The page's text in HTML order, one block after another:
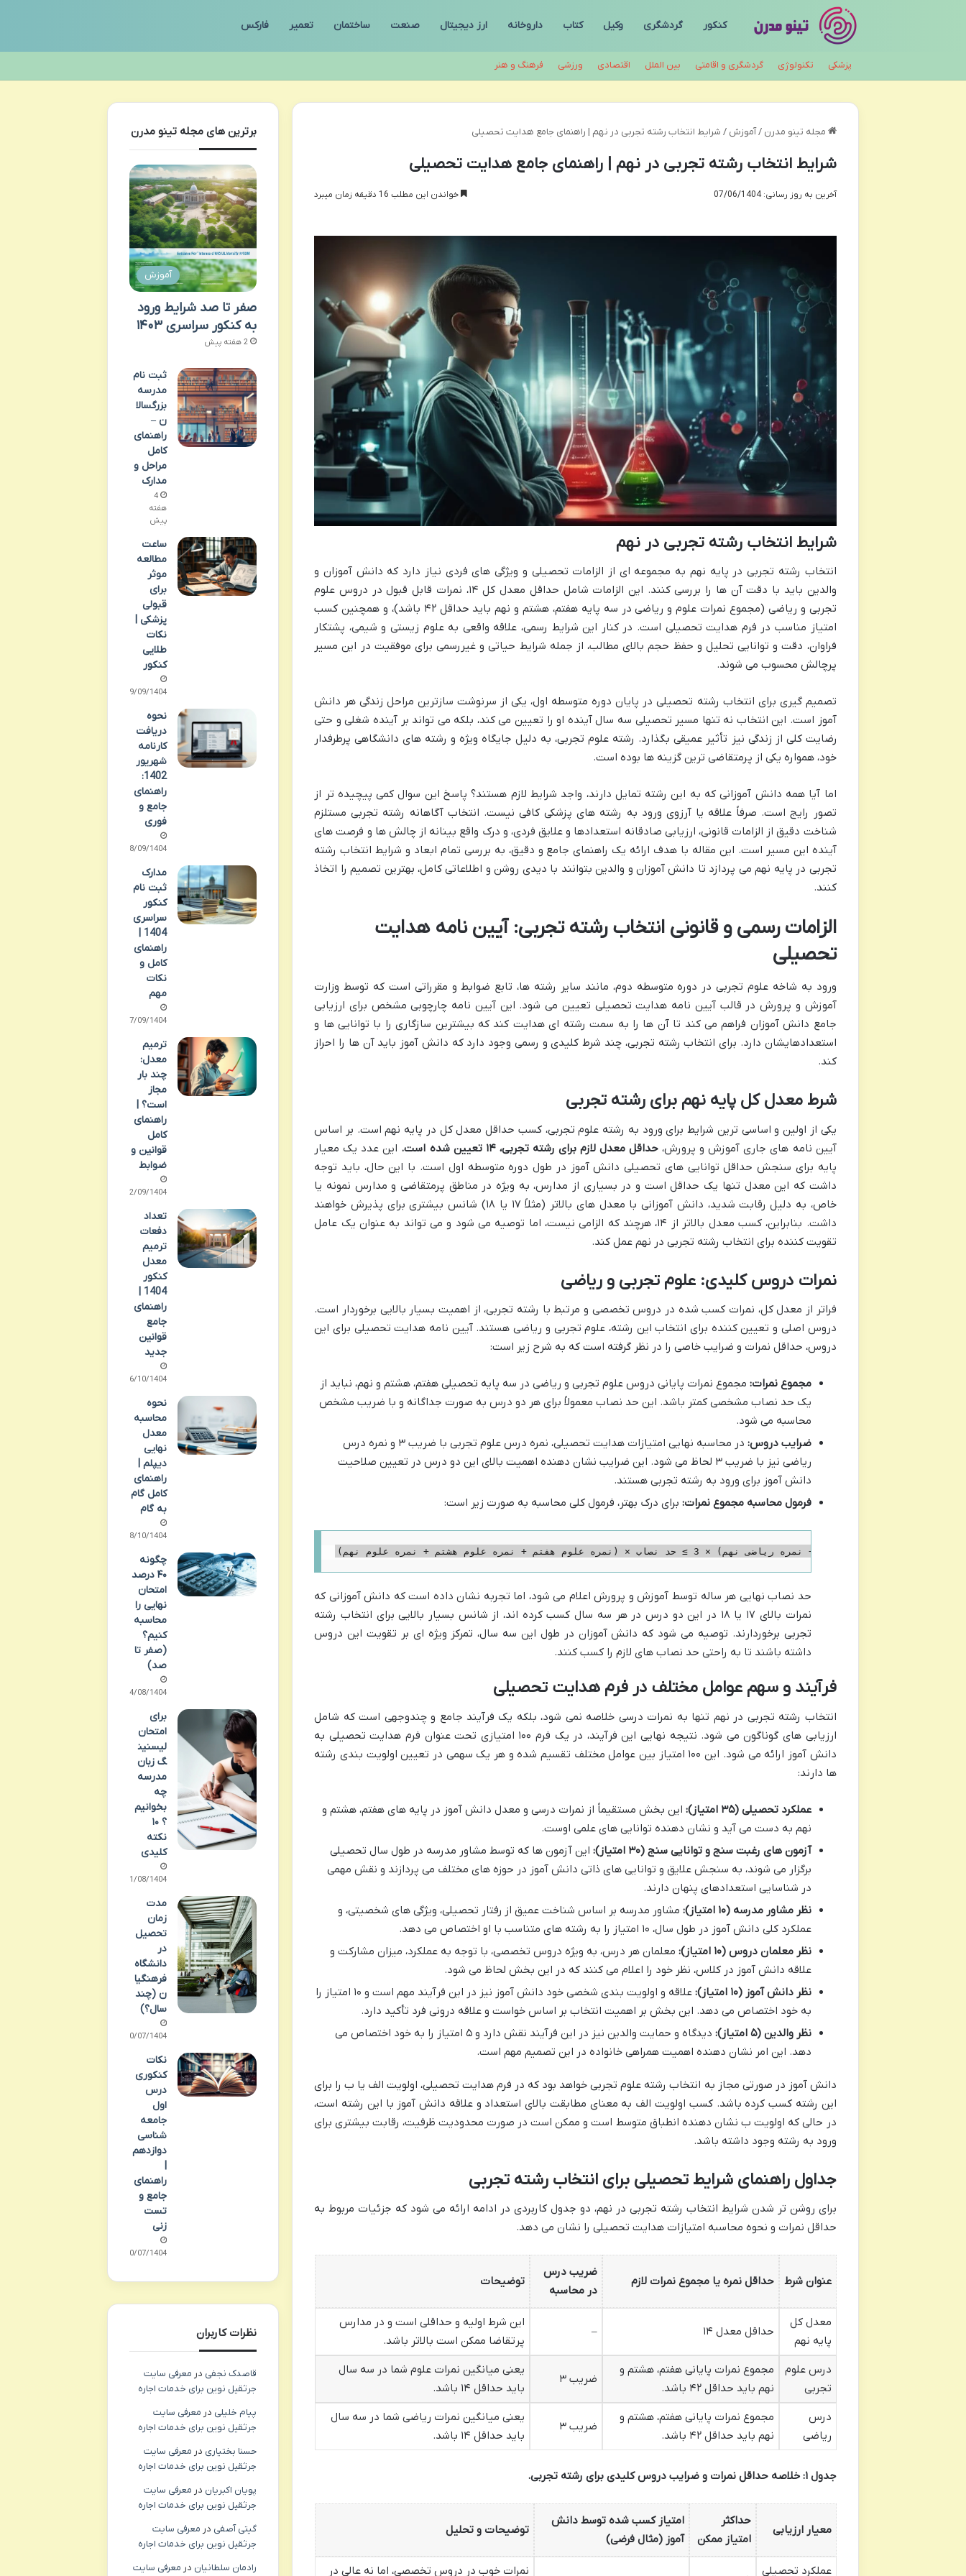
کنکور گردشگری وکیل کتاب داروخانه ارز دیجیتال صنعت ساختمان تعمیر فارکس
پزشکی تکنولوژی گردشگری و اقامتی بین الملل اقتصادی ورزشی فرهنگ و هنر
مجله تینو مدرن / آموزش / شرایط انتخاب رشته تجربی در نهم | راهنمای جامع هدایت تحصیلی
شرایط انتخاب رشته تجربی در نهم | راهنمای جامع هدایت تحصیلی
آخرین به روز رسانی: 07/06/1404 خواندن این مطلب 16 دقیقه زمان میبرد
شرایط انتخاب رشته تجربی در نهم
انتخاب رشته تجربی در پایه نهم به مجموعه ای از الزامات تحصیلی و ویژگی های فردی نیاز دارد که دانش آموزان و
والدین باید با دقت آن ها را بررسی کنند. این الزامات شامل حداقل معدل کل ۱۴، نمرات قابل قبول در دروس علوم
تجربی و ریاضی (مجموع نمرات علوم و ریاضی در سه پایه هفتم، هشتم و نهم باید حداقل ۴۲ باشد)، و همچنین کسب
امتیاز مناسب در فرم هدایت تحصیلی است. در کنار این شرایط رسمی، علاقه واقعی به علوم زیستی و شیمی، پشتکار
فراوان، دقت و توانایی تحلیل و حفظ حجم بالای مطالب، از جمله شرایط حیاتی و غیررسمی برای موفقیت در این مسیر
پرچالش محسوب می شوند.
تصمیم گیری برای انتخاب رشته تحصیلی در پایان دوره متوسطه اول، یکی از سرنوشت سازترین مراحل زندگی هر دانش
آموز است. این انتخاب نه تنها مسیر تحصیلی سه سال آینده او را تعیین می کند، بلکه می تواند بر آینده شغلی و حتی
رضایت کلی از زندگی نیز تأثیر عمیقی بگذارد. رشته علوم تجربی، به دلیل جایگاه ویژه و رشته های دانشگاهی پرطرفدار
خود، همواره یکی از پرمتقاضی ترین گزینه ها بوده است.
اما آیا همه دانش آموزانی که به این رشته تمایل دارند، واجد شرایط لازم هستند؟ پاسخ این سوال کمی پیچیده تر از
تصور رایج است. صرفاً علاقه یا آرزوی ورود به رشته های پزشکی کافی نیست. انتخاب آگاهانه رشته تجربی مستلزم
شناخت دقیق از الزامات قانونی، ارزیابی صادقانه استعدادها و علایق فردی، و درک واقع بینانه از چالش ها و فرصت های
آینده این مسیر است. این مقاله با هدف ارائه یک راهنمای جامع و دقیق، به بررسی تمام ابعاد و شرایط انتخاب رشته
تجربی در پایه نهم می پردازد تا دانش آموزان و والدین بتوانند با دیدی روشن و اطلاعاتی کامل، بهترین تصمیم را اتخاذ
کنند.
الزامات رسمی و قانونی انتخاب رشته تجربی: آیین نامه هدایت
تحصیلی
ورود به شاخه علوم تجربی در دوره متوسطه دوم، مانند سایر رشته ها، تابع ضوابط و مقرراتی است که توسط وزارت
آموزش و پرورش در قالب آیین نامه هدایت تحصیلی تعیین می شود. این آیین نامه چارچوبی مشخص برای ارزیابی
جامع دانش آموزان فراهم می کند تا آن ها را به سمت رشته ای هدایت کند که بیشترین سازگاری را با توانایی ها و
استعدادهایشان دارد. برای انتخاب رشته تجربی، چند شرط کلیدی و رسمی وجود دارد که دانش آموز باید آن ها را احراز
کند.
شرط معدل کل پایه نهم برای رشته تجربی
یکی از اولین و اساسی ترین شرایط برای ورود به رشته علوم تجربی، کسب حداقل معدل کل در پایه نهم است. بر اساس
آیین نامه های جاری آموزش و پرورش، حداقل معدل لازم برای رشته تجربی، ۱۴ تعیین شده است.
این عدد یک معیار
پایه برای سنجش حداقل توانایی های تحصیلی دانش آموز در طول دوره متوسطه اول است. با این حال، باید توجه
داشت که این معدل تنها یک حداقل است و در بسیاری از مدارس، به ویژه در مناطق پرمتقاضی و مدارس نمونه یا
خاص، به دلیل رقابت شدید، دانش آموزانی با معدل های بالاتر (مثلاً ۱۷ یا ۱۸) شانس بیشتری برای پذیرش خواهند
داشت. بنابراین، کسب معدل بالاتر از ۱۴، هرچند که الزامی نیست، اما توصیه می شود و می تواند به عنوان یک عامل
تقویت کننده برای انتخاب رشته تجربی در نهم عمل کند.
نمرات دروس کلیدی: علوم تجربی و ریاضی
فراتر از معدل کل، نمرات کسب شده در دروس تخصصی و مرتبط با رشته تجربی، از اهمیت بسیار بالایی برخوردار است.
دروس اصلی و تعیین کننده برای انتخاب این رشته، علوم تجربی و ریاضی هستند. آیین نامه هدایت تحصیلی برای این
دروس، حداقل نمرات و ضرایب خاصی را در نظر گرفته است که به شرح زیر است:
مجموع نمرات: مجموع نمرات پایانی دروس علوم تجربی و ریاضی در سه پایه تحصیلی هفتم، هشتم و نهم، نباید از
یک حد نصاب مشخصی کمتر باشد. این حد نصاب معمولاً برای هر دو درس به صورت جداگانه و با ضریب مشخص
محاسبه می شود.
ضرایب دروس:
در محاسبه نهایی امتیازات هدایت تحصیلی، نمره درس علوم تجربی با ضریب ۳ و نمره درس
ریاضی نیز با ضریب ۳ لحاظ می شود. این ضرایب نشان دهنده اهمیت بالای این دو درس در تعیین صلاحیت
دانش آموز برای ورود به رشته تجربی هستند.
فرمول محاسبه مجموع نمرات: برای درک بهتر، فرمول کلی محاسبه به صورت زیر است:
حد نصاب نهایی هر ساله توسط آموزش و پرورش اعلام می شود، اما تجربه نشان داده است که دانش آموزانی که
نمرات بالای ۱۷ یا ۱۸ در این دو درس در هر سه سال کسب کرده اند، از شانس بسیار بالایی برای انتخاب رشته
تجربی برخوردارند. توصیه می شود که دانش آموزان در طول این سه سال، تمرکز ویژه ای بر تقویت این دروس
داشته باشند تا به راحتی حد نصاب های لازم را کسب کنند.
فرآیند و سهم عوامل مختلف در فرم هدایت تحصیلی
انتخاب رشته تجربی در نهم تنها به نمرات درسی خلاصه نمی شود، بلکه یک فرآیند جامع و چندوجهی است که شامل
ارزیابی های گوناگون می شود. نتیجه نهایی این فرآیند، در یک فرم ۱۰۰ امتیازی تحت عنوان فرم هدایت تحصیلی به
دانش آموز ارائه می شود. این ۱۰۰ امتیاز بین عوامل مختلف تقسیم شده و هر یک سهمی در تعیین اولویت بندی رشته
ها دارند:
عملکرد تحصیلی (۳۵ امتیاز):
این بخش مستقیماً از نمرات درسی و معدل دانش آموز در پایه های هفتم، هشتم و
نهم به دست می آید و نشان دهنده توانایی های علمی اوست.
آزمون های رغبت سنج و توانایی سنج (۳۰ امتیاز):
این آزمون ها که توسط مشاور مدرسه در طول سال تحصیلی
برگزار می شوند، به سنجش علایق و توانایی های ذاتی دانش آموز در حوزه های مختلف می پردازند و نقش مهمی
در شناسایی استعدادهای پنهان دارند.
نظر مشاور مدرسه (۱۰ امتیاز):
مشاور مدرسه بر اساس شناخت عمیق از رفتار تحصیلی، ویژگی های شخصیتی، و
عملکرد کلی دانش آموز در طول سال، ۱۰ امتیاز را به رشته های متناسب با او اختصاص می دهد.
نظر معلمان دروس (۱۰ امتیاز):
معلمان هر درس، به ویژه دروس تخصصی، با توجه به عملکرد، میزان مشارکت و
علاقه دانش آموز در کلاس، نظر خود را اعلام می کنند که در این بخش لحاظ می شود.
نظر دانش آموز (۱۰ امتیاز):
علاقه و اولویت بندی شخصی خود دانش آموز نیز در این فرآیند مهم است و ۱۰ امتیاز را
به خود اختصاص می دهد. این بخش بر اهمیت انتخاب بر اساس خواست و علاقه درونی فرد تأکید دارد.
نظر والدین (۵ امتیاز):
دیدگاه و حمایت والدین نیز در این فرآیند نقش دارد و ۵ امتیاز را به خود اختصاص می
دهد. این امر نشان دهنده اهمیت همراهی خانواده در این تصمیم مهم است.
دانش آموز در صورتی مجاز به انتخاب رشته علوم تجربی خواهد بود که در فرم هدایت تحصیلی، اولویت الف یا ب را برای
این رشته کسب کرده باشد. کسب اولویت الف به معنای مطابقت بالای استعداد و علاقه دانش آموز با این رشته است،
در حالی که اولویت ب نشان دهنده انطباق متوسط است و ممکن است در صورت محدودیت ظرفیت، رقابت بیشتری برای
ورود به رشته وجود داشته باشد.
جداول راهنمای شرایط تحصیلی برای انتخاب رشته تجربی
برای روشن تر شدن شرایط انتخاب رشته تجربی در نهم، دو جدول کاربردی در ادامه ارائه می شود که جزئیات مربوط به
حداقل نمرات و نحوه محاسبه امتیازات هدایت تحصیلی را نشان می دهد.
عنوان شرط حداقل نمره یا مجموع نمرات لازم
ضریب درس
در محاسبه
توضیحات
معدل کل
پایه نهم
حداقل معدل ۱۴ –
این شرط اولیه و حداقلی است و در مدارس
پرتقاضا ممکن است بالاتر باشد.
درس علوم
تجربی
مجموع نمرات پایانی هفتم، هشتم و
نهم باید حداقل ۴۲ باشد.
ضریب ۳
یعنی میانگین نمرات علوم شما در سه سال
باید حداقل ۱۴ باشد.
درس
ریاضی
مجموع نمرات پایانی هفتم، هشتم و
نهم باید حداقل ۴۲ باشد.
ضریب ۳
یعنی میانگین نمرات ریاضی شما در سه سال
باید حداقل ۱۴ باشد.
جدول ۱: خلاصه حداقل نمرات و ضرایب دروس کلیدی برای رشته تجربی.
معیار ارزیابی
حداکثر
امتیاز ممکن
امتیاز کسب شده توسط دانش
آموز (مثال فرضی)
توضیحات و تحلیل
عملکرد تحصیلی نمرات خوب در دروس تخصصی، اما نه عالی در
برترین های مجله تینو مدرن
آموزش
صفر تا صد شرایط ورود
به کنکور سراسری ۱۴۰۳
2 هفته پیش
ثبت نام
مدرسه
بزرگسالا
ن –
راهنمای
کامل
مراحل و
مدارک
4
هفته
پیش
ساعت
مطالعه
موثر
برای
قبولی
پزشکی |
نکات
طلایی
کنکور
29/09/1404
نحوه
دریافت
کارنامه
شهریور
1402:
راهنمای
جامع و
فوری
28/09/1404
مدارک
ثبت نام
کنکور
سراسری
راهنمای
کامل و
نکات
مهم
27/09/1404
ترمیم
معدل:
چند بار
مجاز
است؟ |
راهنمای
کامل
قوانین و
ضوابط
22/09/1404
تعداد
دفعات
ترمیم
معدل
کنکور
راهنمای
جامع
قوانین
جدید
06/10/1404
نحوه
محاسبه
معدل
نهایی
دیپلم |
راهنمای
کامل گام
به گام
08/10/1404
چگونه
۴۰ درصد
امتحان
نهایی را
محاسبه
کنیم؟
(صفر تا
صد)
14/08/1404
برای
امتحان
لیسنین
گ زبان
مدرسه
چه
بخوانیم
؟ ۱۰
نکته
کلیدی
11/08/1404
مدت
زمان
تحصیل
در
دانشگاه
فرهنگیا
ن (چند
سال؟)
30/07/1404
نکات
کنکوری
درس
اول
جامعه
شناسی
دوازدهم
راهنمای
جامع و
تست
زنی
30/07/1404
نظرات کاربران
قاصدک نجفی در معرفی سایت
جرثقیل نوین برای خدمات اجاره
پیام خلیلی در معرفی سایت
جرثقیل نوین برای خدمات اجاره
حسنا بختیاری در معرفی سایت
جرثقیل نوین برای خدمات اجاره
پویان اکبریان در معرفی سایت
جرثقیل نوین برای خدمات اجاره
گیتی آصفی در معرفی سایت
جرثقیل نوین برای خدمات اجاره
رادمان سلطانیان در معرفی سایت